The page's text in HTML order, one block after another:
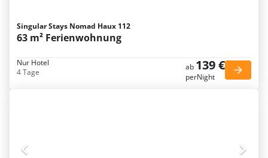
Singular Stays Nomad Haux 112
63 m² Ferienwohnung
Nur Hotel
4 Tage
ab 139 €
perNight